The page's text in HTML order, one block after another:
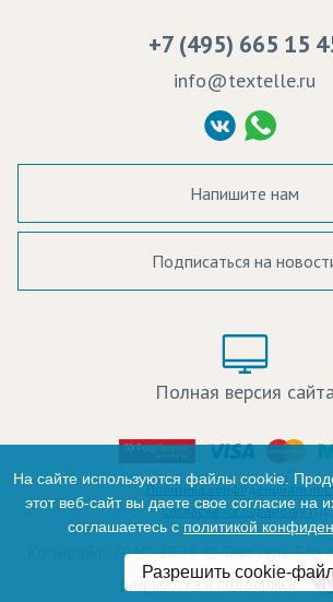
Судебные решения
Политика Конфиденциальности
Согласие на обработку ПД
+7 (495) 665 15
info@textelle.ru
Напишите нам
Подписаться на
Полная версия сайта
Политика
Согласие на обработку ПД
Копирайт: 2010-2026 © Текстэль Все
разработка и поддержка
-
На сайте используются файлы cookie.
этот веб-сайт вы даете свое согласие на
соглашаетесь с политикой
Разрешить cookie-